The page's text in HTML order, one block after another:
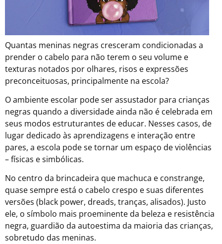
Quantas meninas negras cresceram condicionadas a
prender o cabelo para não terem o seu volume e
texturas notados por olhares, risos e expressões
preconceituosas, principalmente na escola?
O ambiente escolar pode ser assustador para crianças
negras quando a diversidade ainda não é celebrada em
seus modos estruturantes de educar. Nesses casos, de
lugar dedicado às aprendizagens e interação entre
pares, a escola pode se tornar um espaço de violências
– físicas e simbólicas.
No centro da brincadeira que machuca e constrange,
quase sempre está o cabelo crespo e suas diferentes
versões (black power, dreads, tranças, alisados). Justo
ele, o símbolo mais proeminente da beleza e resistência
negra, guardião da autoestima da maioria das crianças,
sobretudo das meninas.